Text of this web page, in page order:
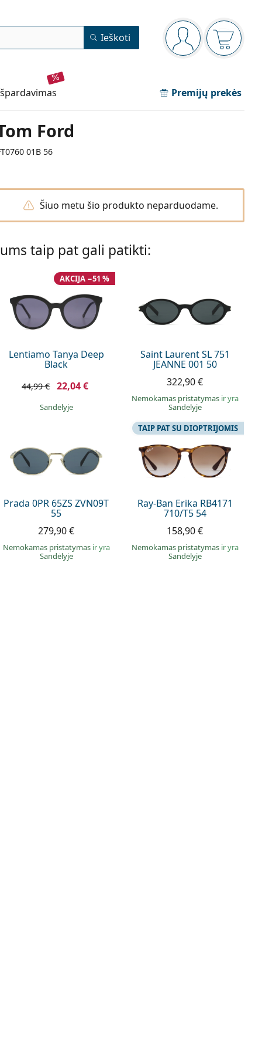
Navigacijos meniu
Jūs esatePirkinių
Ieškoti
išpardavimas Premijų prekės
Ford
01B 56
Šiuo metu šio produkto neparduodame.
taip pat gali patikti:
Lentiamo Tanya Deep
Black
AKCIJA −51 %
44,99 € 22,04 €
Sandėlyje
Saint Laurent SL 751
JEANNE 001 50
322,90 €
Nemokamas pristatymas ir yra
Sandėlyje
Prada 0PR 65ZS ZVN09T
55
279,90 €
Nemokamas pristatymas ir yra
Sandėlyje
Ray-Ban Erika RB4171
710/T5 54
TAIP PAT SU DIOPTRIJOMIS
158,90 €
Nemokamas pristatymas ir yra
Sandėlyje